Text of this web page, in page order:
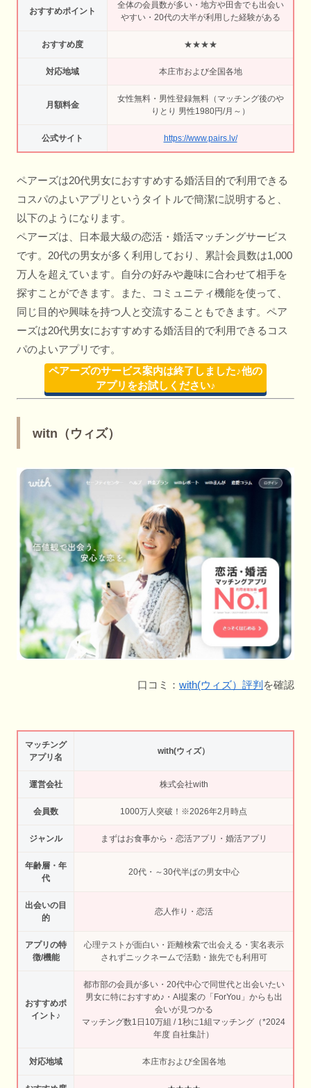
おすすめポイント
全体の会員数が多い・地方や田舎でも出会い
やすい・20代の大半が利用した経験がある
おすすめ度 ★★★★
対応地域 本庄市および全国各地
月額料金
女性無料・男性登録無料（マッチング後のや
りとり 男性1980円/月～）
公式サイト https://www.pairs.lv/
ペアーズは20代男女におすすめする婚活目的で利用できる
コスパのよいアプリというタイトルで簡潔に説明すると、
以下のようになります。
ペアーズは、日本最大級の恋活・婚活マッチングサービス
です。20代の男女が多く利用しており、累計会員数は1,000
万人を超えています。自分の好みや趣味に合わせて相手を
探すことができます。また、コミュニティ機能を使って、
同じ目的や興味を持つ人と交流することもできます。ペア
ーズは20代男女におすすめする婚活目的で利用できるコス
パのよいアプリです。
ペアーズのサービス案内は終了しました♪他の
アプリをお試しください♪
witn（ウィズ）
口コミ： with(ウィズ）評判 を確認
マッチング
アプリ名
with(ウィズ）
運営会社 株式会社with
会員数 1000万人突破！※2026年2月時点
ジャンル まずはお食事から・恋活アプリ・婚活アプリ
年齢層・年
代
20代・～30代半ばの男女中心
出会いの目
的
恋人作り・恋活
アプリの特
徴/機能
心理テストが面白い・距離検索で出会える・実名表示
されずニックネームで活動・旅先でも利用可
おすすめポ
イント♪
都市部の会員が多い・20代中心で同世代と出会いたい
男女に特におすすめ♪・AI提案の「ForYou」からも出
会いが見つかる
マッチング数1日10万組 / 1秒に1組マッチング（*2024
年度 自社集計）
対応地域 本庄市および全国各地